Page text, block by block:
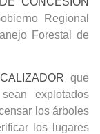
Regional
Forestal de
que
explotados
los árboles
los lugares